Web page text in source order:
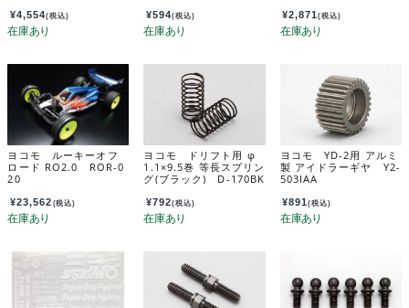
¥4,554(税込) ¥594(税込)
RTSBA
¥2,871(税込)
ヨコモ ルーキーオフ
ロード RO2.0 ROR-0
20
¥23,562 (税込)
ヨコモ ドリフト用 φ
1.1×9.5巻 等長スプリン
グ(ブラック) D-170BK
¥792(税込)
ヨコモ YD-2用 アルミ
製 アイドラーギヤ Y2-
503IAA
¥891(税込)